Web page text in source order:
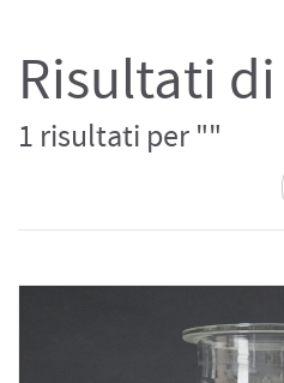
Risultati
1 risultati per ""